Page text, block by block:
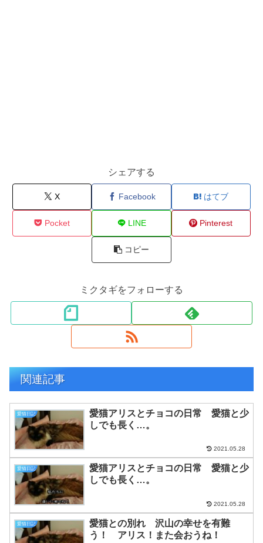
シェアする
X Facebook はてブ
Pocket LINE Pinterest
コピー
ミクタギをフォローする
関連記事
愛猫日記
愛猫アリスとチョコの日常 愛猫と少
しでも長く…。
2021.05.28
愛猫日記
愛猫アリスとチョコの日常 愛猫と少
しでも長く…。
2021.05.28
愛猫日記
愛猫との別れ 沢山の幸せを有難
う！ アリス！また会おうね！